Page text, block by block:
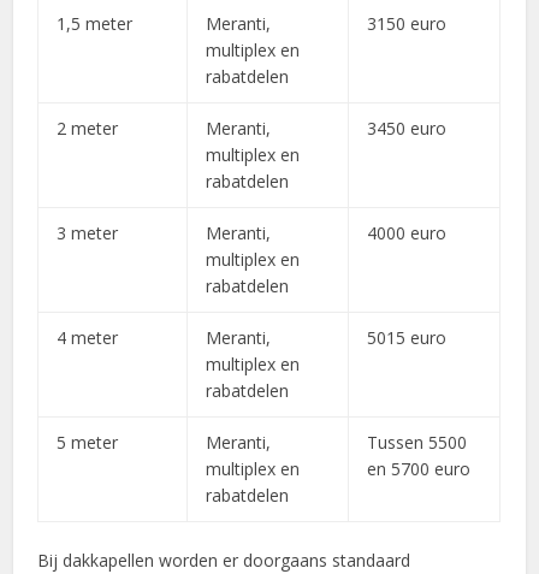
1,5 meter
Meranti,
multiplex en
rabatdelen
3150 euro
2 meter
Meranti,
multiplex en
rabatdelen
3450 euro
3 meter
Meranti,
multiplex en
rabatdelen
4000 euro
4 meter
Meranti,
multiplex en
rabatdelen
5015 euro
5 meter
Meranti,
multiplex en
rabatdelen
Tussen 5500
en 5700 euro
Bij dakkapellen worden er doorgaans standaard